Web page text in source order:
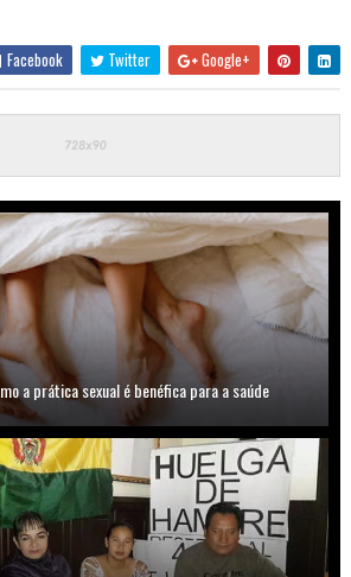
Facebook Twitter Google+
a prática sexual é benéfica para a saúde